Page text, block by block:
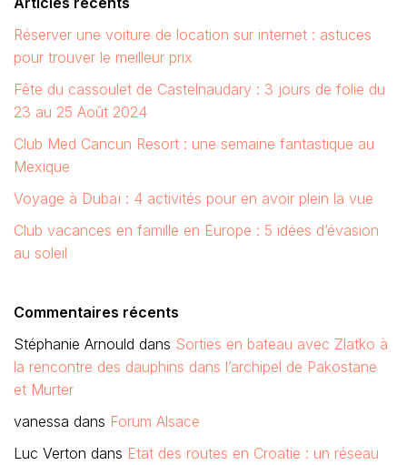
Réserver une voiture de location sur internet : astuces
pour trouver le meilleur prix
Fête du cassoulet de Castelnaudary : 3 jours de folie du
23 au 25 Août 2024
Club Med Cancun Resort : une semaine fantastique au
Mexique
Voyage à Dubaï : 4 activités pour en avoir plein la vue
Club vacances en famille en Europe : 5 idées d’évasion
au soleil
Commentaires récents
Stéphanie Arnould dans Sorties en bateau avec Zlatko à
la rencontre des dauphins dans l’archipel de Pakostane
et Murter
vanessa dans Forum Alsace
Luc Verton dans Etat des routes en Croatie : un réseau